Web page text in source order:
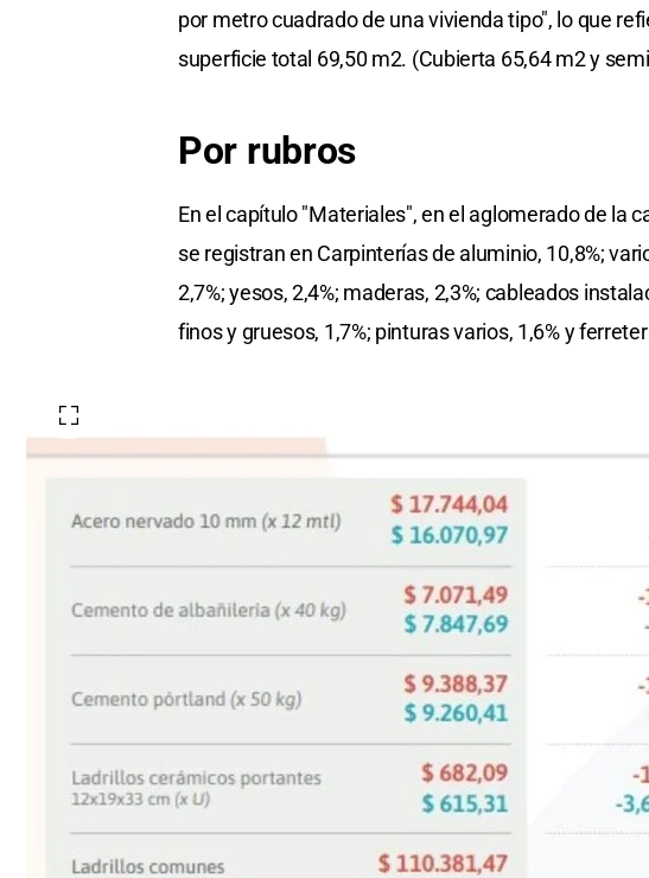
por metro cuadrado de una vivienda tipo", lo que
superficie total 69,50 m2. (Cubierta 65,64 m2 y
Por rubros
En el capítulo "Materiales", en el aglomerado de la
se registran en Carpinterías de aluminio, 10,8%;
2,7%; yesos, 2,4%; maderas, 2,3%; cableados
finos y gruesos, 1,7%; pinturas varios, 1,6% y